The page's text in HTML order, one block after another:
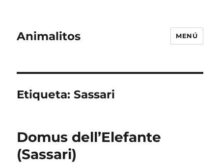
Animalitos MENÚ
Etiqueta:Sassari
Domus dell’Elefante
(Sassari)